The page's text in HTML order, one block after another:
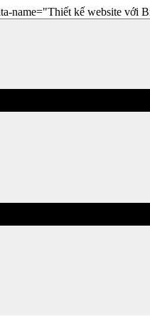
name="Thiết kế website với